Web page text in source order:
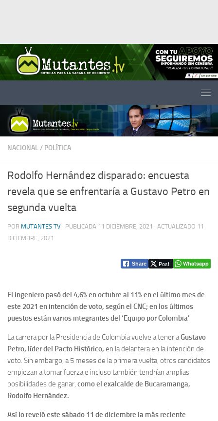
NACIONAL/ POLÍTICA
Rodolfo Hernández disparado: encuesta
revela que se enfrentaría a Gustavo Petro en
segunda vuelta
POR MUTANTES TV · PUBLICADA 11 DICIEMBRE, 2021 · ACTUALIZADO 11
DICIEMBRE, 2021
Share Post Whatsapp
El ingeniero pasó del 4,6% en octubre al 11% en el último mes de
este 2021 en intención de voto, según el CNC; en los últimos
puestos están varios integrantes del ‘Equipo por Colombia’
La carrera por la Presidencia de Colombia vuelve a tener aGustavo
Petro, líder del Pacto Histórico, en la delantera en la intención de
voto. Sin embargo, a 5 meses de la primera vuelta, otros candidatos
empiezan a tomar fuerza e incluso también tendrían amplias
posibilidades de ganar, como el exalcalde de Bucaramanga,
Rodolfo Hernández.
Así lo reveló este sábado 11 de diciembre la más reciente